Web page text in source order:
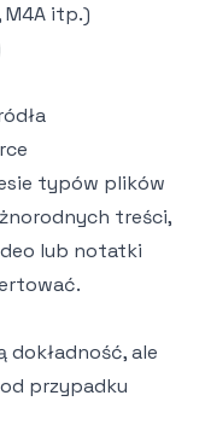
M4A itp.)
typów plików
treści,
lub notatki
.
dokładność, ale
przypadku